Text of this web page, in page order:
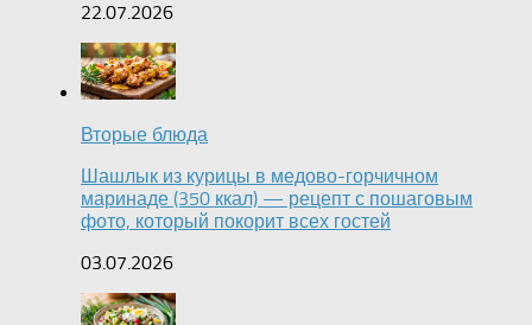
22.07.2026
Вторые блюда
Шашлык из курицы в медово-горчичном
маринаде (350 ккал) — рецепт с пошаговым
фото, который покорит всех гостей
03.07.2026